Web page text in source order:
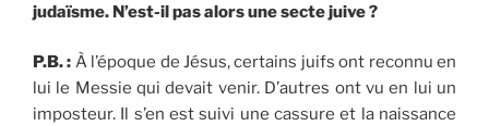
judaïsme. N’est-il pas alors une secte juive ?
P.B. : À l’époque de Jésus, certains juifs ont reconnu en
lui le Messie qui devait venir. D’autres ont vu en lui un
imposteur. Il s’en est suivi une cassure et la naissance